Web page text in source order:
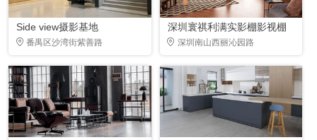
Side view摄影基地
番禺区沙湾街紫善路
深圳寰祺利满实影棚影视棚
深圳南山西丽沁园路